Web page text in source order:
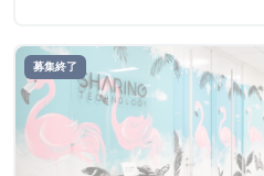
募集終了